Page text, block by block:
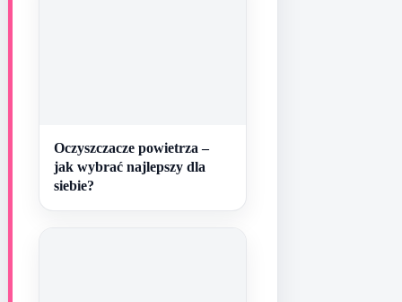
Oczyszczacze powietrza –
jak wybrać najlepszy dla
siebie?